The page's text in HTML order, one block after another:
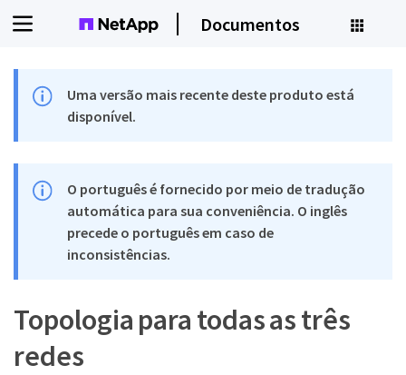
Documentos
Uma versão mais recente deste produto está
disponível.
O português é fornecido por meio de tradução
automática para sua conveniência. O inglês
precede o português em caso de
inconsistências.
Topologia para todas as três
redes